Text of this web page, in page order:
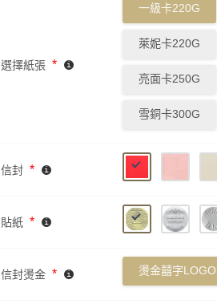
選擇紙張 *
一級卡220G
萊妮卡220G
亮面卡250G
雪銅卡300G
信封 *
貼紙 *
信封燙金 * 燙金囍字LOGO